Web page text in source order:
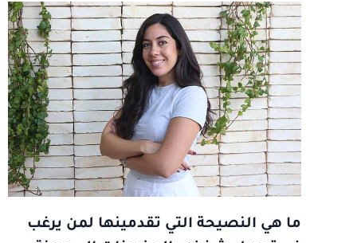
ما هي النصيحة التي تقدمينها لمن يرغب